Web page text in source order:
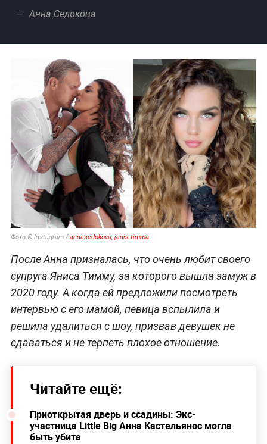
Анна Седокова
Фото © Instagram /annasedokova, janis.timma
После Анна призналась, что очень любит своего
супруга Яниса Тимму, за которого вышла замуж в
2020 году. А когда ей предложили посмотреть
интервью с его мамой, певица вспылила и
решила удалиться с шоу, призвав девушек не
сдаваться и не терпеть плохое отношение.
Читайте ещё:
Приоткрытая дверь и ссадины: Экс-
участница Little Big Анна Кастельянос могла
быть убита